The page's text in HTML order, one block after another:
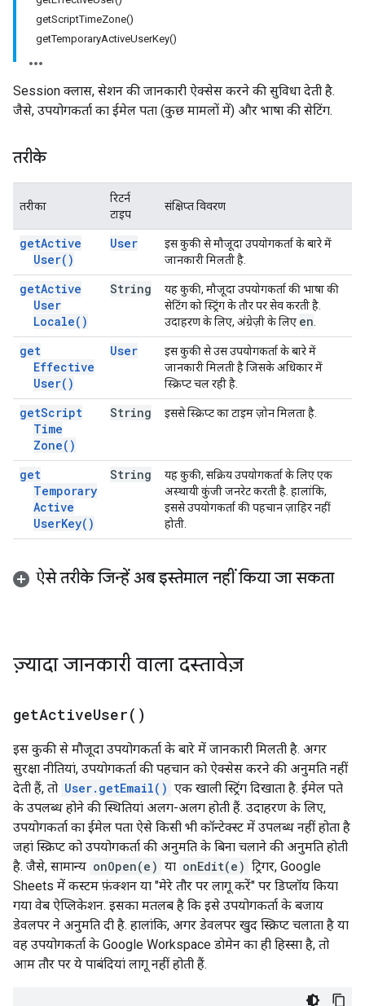
getScriptTimeZone()
getTemporaryActiveUserKey()
Session क्लास, सेशन की जानकारी ऐक्सेस करने की सुविधा देती है.
जैसे, उपयोगकर्ता का ईमेल पता (कुछ मामलों में) और भाषा की सेटिंग.
तरीके
तरीका
रिटर्न
टाइप
संक्षिप्त विवरण
getActive
User( )
User
इस कुकी से मौजूदा उपयोगकर्ता के बारे में
जानकारी मिलती है.
getActive
User
Locale( )
String
यह कुकी, मौजूदा उपयोगकर्ता की भाषा की
सेटिंग को स्ट्रिंग के तौर पर सेव करती है.
उदाहरण के लिए, अंग्रेज़ी के लिए en
get
Effective
User( )
User
इस कुकी से उस उपयोगकर्ता के बारे में
जानकारी मिलती है जिसके अधिकार में
स्क्रिप्ट चल रही है.
getScript
Time
Zone( )
String इससे स्क्रिप्ट का टाइम ज़ोन मिलता है.
get
Temporary
Active
UserKey( )
String
यह कुकी, सक्रिय उपयोगकर्ता के लिए एक
अस्थायी कुंजी जनरेट करती है. हालांकि,
इससे उपयोगकर्ता की पहचान ज़ाहिर नहीं
होती.
ऐसे तरीके जिन्हें अब इस्तेमाल नहीं किया जा सकता
ज़्यादा जानकारी वाला दस्तावेज़
getActiveUser( )
इस कुकी से मौजूदा उपयोगकर्ता के बारे में जानकारी मिलती है. अगर
सुरक्षा नीतियां, उपयोगकर्ता की पहचान को ऐक्सेस करने की अनुमति नहीं
देती हैं, तो User.getEmail() एक खाली स्ट्रिंग दिखाता है. ईमेल पते
के उपलब्ध होने की स्थितियां अलग-अलग होती हैं. उदाहरण के लिए,
उपयोगकर्ता का ईमेल पता ऐसे किसी भी कॉन्टेक्स्ट में उपलब्ध नहीं होता है
जहां स्क्रिप्ट को उपयोगकर्ता की अनुमति के बिना चलाने की अनुमति होती
है. जैसे, सामान्य onOpen(e) या onEdit(e) ट्रिगर, Google
Sheets में कस्टम फ़ंक्शन या "मेरे तौर पर लागू करें" पर डिप्लॉय किया
गया वेब ऐप्लिकेशन. इसका मतलब है कि इसे उपयोगकर्ता के बजाय
डेवलपर ने अनुमति दी है. हालांकि, अगर डेवलपर खुद स्क्रिप्ट चलाता है या
वह उपयोगकर्ता के Google Workspace डोमेन का ही हिस्सा है, तो
आम तौर पर ये पाबंदियां लागू नहीं होती हैं.